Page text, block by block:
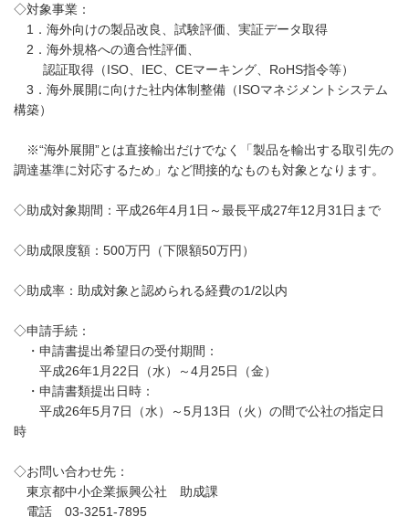
◇対象事業：
1．海外向けの製品改良、試験評価、実証データ取得
2．海外規格への適合性評価、
認証取得（ISO、IEC、CEマーキング、RoHS指令等）
3．海外展開に向けた社内体制整備（ISOマネジメントシステム
構築）
※“海外展開”とは直接輸出だけでなく「製品を輸出する取引先の
調達基準に対応するため」など間接的なものも対象となります。
◇助成対象期間：平成26年4月1日～最長平成27年12月31日まで
◇助成限度額：500万円（下限額50万円）
◇助成率：助成対象と認められる経費の1/2以内
◇申請手続：
・申請書提出希望日の受付期間：
平成26年1月22日（水）～4月25日（金）
・申請書類提出日時：
平成26年5月7日（水）～5月13日（火）の間で公社の指定日
時
◇お問い合わせ先：
東京都中小企業振興公社 助成課
電話 03-3251-7895